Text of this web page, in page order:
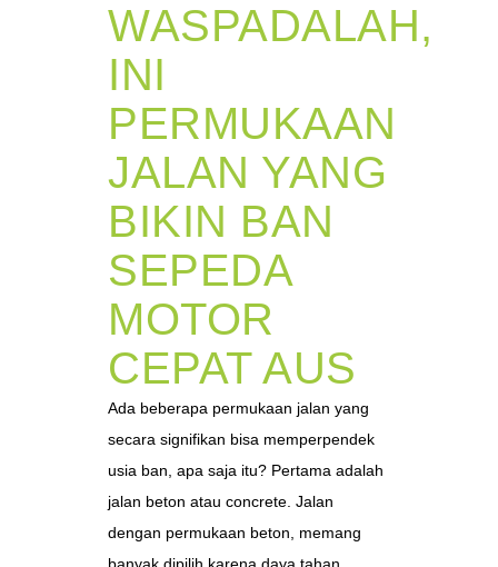
WASPADALAH,
INI
PERMUKAAN
JALAN YANG
BIKIN BAN
SEPEDA
MOTOR
CEPAT AUS
Ada beberapa permukaan jalan yang
secara signifikan bisa memperpendek
usia ban, apa saja itu? Pertama adalah
jalan beton atau concrete. Jalan
dengan permukaan beton, memang